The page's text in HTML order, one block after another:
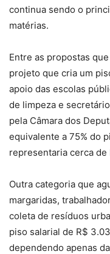
continua sendo o
matérias.
Entre as propostas
projeto que cria um
apoio das escolas
de limpeza e
pela Câmara dos
equivalente a 75% do
representaria cerca
Outra categoria que
margaridas,
coleta de resíduos
piso salarial de R$
dependendo apenas